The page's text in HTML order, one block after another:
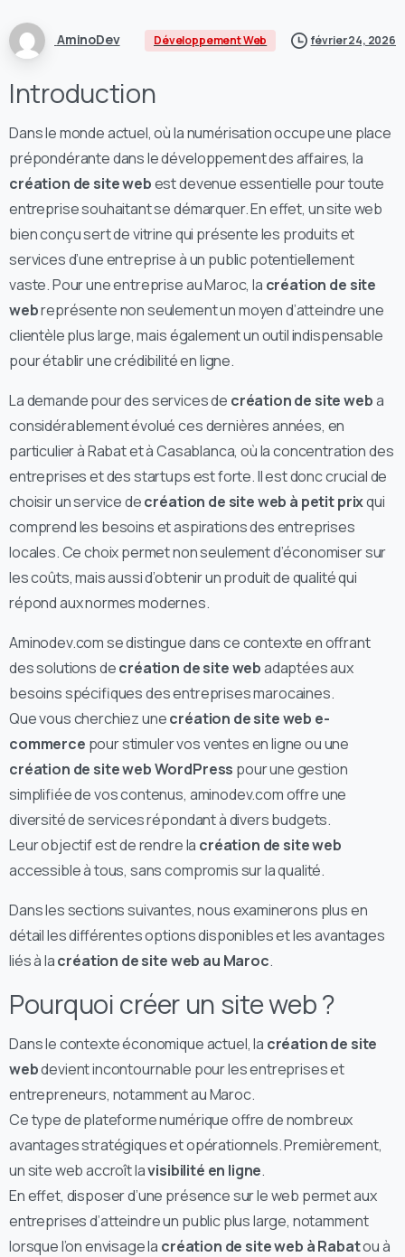
AminoDev Développement Web février 24, 2026
Introduction
Dans le monde actuel, où la numérisation occupe une place
prépondérante dans le développement des affaires, la
création de site webest devenue essentielle pour toute
entreprise souhaitant se démarquer. En effet, un site web
bien conçu sert de vitrine qui présente les produits et
services d’une entreprise à un public potentiellement
vaste. Pour une entreprise au Maroc, la création de site
webreprésente non seulement un moyen d’atteindre une
clientèle plus large, mais également un outil indispensable
pour établir une crédibilité en ligne.
La demande pour des services de création de site weba
considérablement évolué ces dernières années, en
particulier à Rabat et à Casablanca, où la concentration des
entreprises et des startups est forte. Il est donc crucial de
choisir un service decréation de site web à petit prixqui
comprend les besoins et aspirations des entreprises
locales. Ce choix permet non seulement d’économiser sur
les coûts, mais aussi d’obtenir un produit de qualité qui
répond aux normes modernes.
Aminodev.com se distingue dans ce contexte en offrant
des solutions decréation de site webadaptées aux
besoins spécifiques des entreprises marocaines.
Que vous cherchiez unecréation de site web e-
commerce pour stimuler vos ventes en ligne ou une
création de site web WordPress pour une gestion
simplifiée de vos contenus, aminodev.com offre une
diversité de services répondant à divers budgets.
Leur objectif est de rendre la création de site web
accessible à tous, sans compromis sur la qualité.
Dans les sections suivantes, nous examinerons plus en
détail les différentes options disponibles et les avantages
liés à lacréation de site web au Maroc.
Pourquoi créer un site web ?
Dans le contexte économique actuel, la création de site
webdevient incontournable pour les entreprises et
entrepreneurs, notamment au Maroc.
Ce type de plateforme numérique offre de nombreux
avantages stratégiques et opérationnels. Premièrement,
un site web accroît lavisibilité en ligne.
En effet, disposer d’une présence sur le web permet aux
entreprises d’atteindre un public plus large, notamment
lorsque l’on envisage la création de site web à Rabatou à